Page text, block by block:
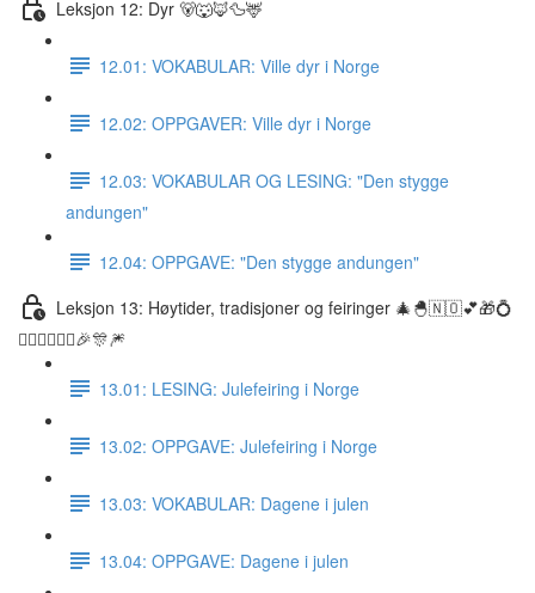
Leksjon 12: Dyr 🐻🐺🦊🦆🦌
12.01: VOKABULAR: Ville dyr i Norge
12.02: OPPGAVER: Ville dyr i Norge
12.03: VOKABULAR OG LESING: "Den stygge
andungen"
12.04: OPPGAVE: "Den stygge andungen"
Leksjon 13: Høytider, tradisjoner og feiringer 🎄🐣🇳🇴💕🎁💍
👰🏼‍♀️🤵🏽‍♂️🎉🎊🎆
13.01: LESING: Julefeiring i Norge
13.02: OPPGAVE: Julefeiring i Norge
13.03: VOKABULAR: Dagene i julen
13.04: OPPGAVE: Dagene i julen